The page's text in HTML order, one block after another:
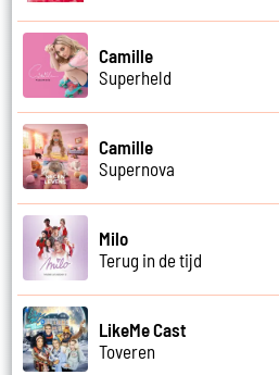
Camille
Superheld
Camille
Supernova
Milo
Terug in de tijd
LikeMe Cast
Toveren